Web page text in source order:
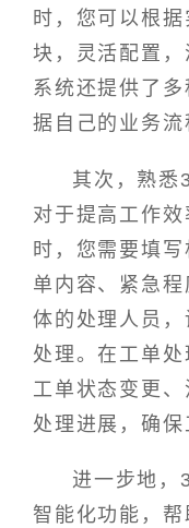
时，您可以根
块，灵活配置，
系统还提供了
据自己的业务流
其次，熟悉
对于提高工作
时，您需要填
单内容、紧急
体的处理人员
处理。在工单
工单状态变更
处理进展，确保
进一步地，
智能化功能，帮